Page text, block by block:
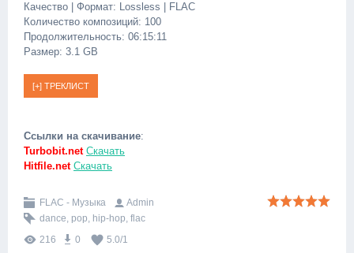
Качество | Формат: Lossless | FLAC
Количество композиций: 100
Продолжительность: 06:15:11
Размер: 3.1 GB
Ссылки на скачивание:
Turbobit.net Скачать
Hitfile.net Скачать
FLAC - Музыка
Admin
dance, pop, hip-hop, flac
216
0 5.0/1